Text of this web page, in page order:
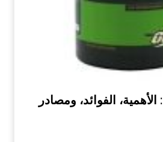
فوائد فيتامين B: الأهمية، الفوائد، ومصادر